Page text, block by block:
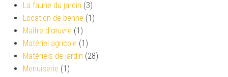
La faune du jardin (3)
Location de benne (1)
Maître d'œuvre (1)
Matériel agricole (1)
Matériels de jardin (28)
Menuiserie (1)